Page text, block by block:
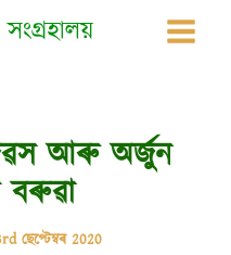
আৰু অৰ্জুন
বৰুৱা
ছেপ্টেম্বৰ 2020